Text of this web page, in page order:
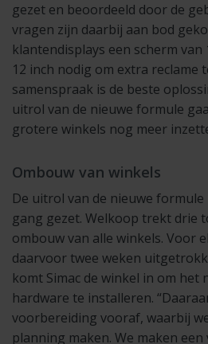
gezet en beoordeeld door de
vragen zijn daarbij aan bod
klantendisplays een scherm van
12 inch nodig om extra reclame
samenspraak is de beste
uitrol van de nieuwe formule
grotere winkels nog meer
Ombouw van winkels
De uitrol van de nieuwe
gang gezet. Welkoop trekt drie
ombouw van alle winkels. Voor
daarvoor twee weken
komt Simac de winkel in om het
hardware te installeren.
voorbereiding vooraf, waarbij
planning maken. We maken